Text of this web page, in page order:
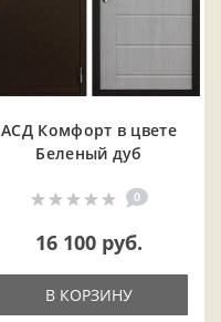
АСД Комфорт в цвете
Беленый дуб
0
16 100 руб.
В КОРЗИНУ